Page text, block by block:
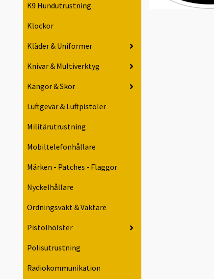
K9 Hundutrustning
Klockor
Kläder & Uniformer
Knivar & Multiverktyg
Kängor & Skor
Luftgevär & Luftpistoler
Militärutrustning
Mobiltelefonhållare
Märken - Patches - Flaggor
Nyckelhållare
Ordningsvakt & Väktare
Pistolhölster
Polisutrustning
Radiokommunikation